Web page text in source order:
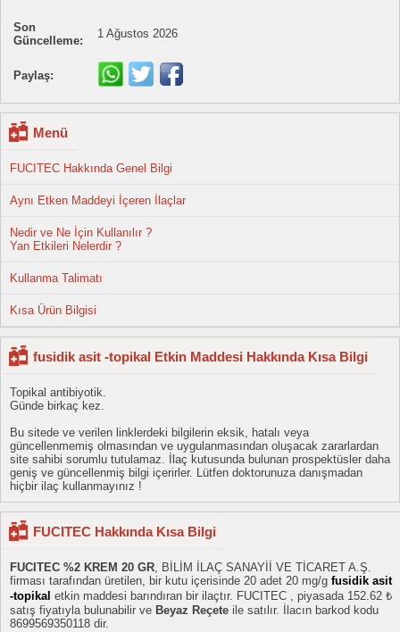
Son
Güncelleme:
1 Ağustos 2026
Paylaş:
Menü
FUCITEC Hakkında Genel Bilgi
Aynı Etken Maddeyi İçeren İlaçlar
Nedir ve Ne İçin Kullanılır ?
Yan Etkileri Nelerdir ?
Kullanma Talimatı
Kısa Ürün Bilgisi
fusidik asit -topikal Etkin Maddesi Hakkında Kısa Bilgi
Topikal antibiyotik.
Günde birkaç kez.
Bu sitede ve verilen linklerdeki bilgilerin eksik, hatalı veya
güncellenmemiş olmasından ve uygulanmasından oluşacak zararlardan
site sahibi sorumlu tutulamaz. İlaç kutusunda bulunan prospektüsler daha
geniş ve güncellenmiş bilgi içerirler. Lütfen doktorunuza danışmadan
hiçbir ilaç kullanmayınız !
FUCITEC Hakkında Kısa Bilgi
FUCITEC %2 KREM 20 GR, BİLİM İLAÇ SANAYİİ VE TİCARET A.Ş.
firması tarafından üretilen, bir kutu içerisinde 20 adet 20 mg/g fusidik asit
-topikal etkin maddesi barındıran bir ilaçtır. FUCITEC , piyasada 152.62 ₺
satış fiyatıyla bulunabilir ve Beyaz Reçete ile satılır. İlacın barkod kodu
8699569350118 dir.